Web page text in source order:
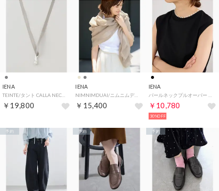
IENA
￥19,800
IENA
￥15,400
IENA
￥10,780
30%OFF
予約 予約 予約